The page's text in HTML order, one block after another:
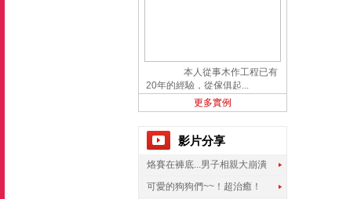
本人從事木作工程已有
20年的經驗，從傢俱起...
更多實例
影片分享
烙賽在褲底...男子相親大崩潰
可愛的狗狗們~~！超治癒！